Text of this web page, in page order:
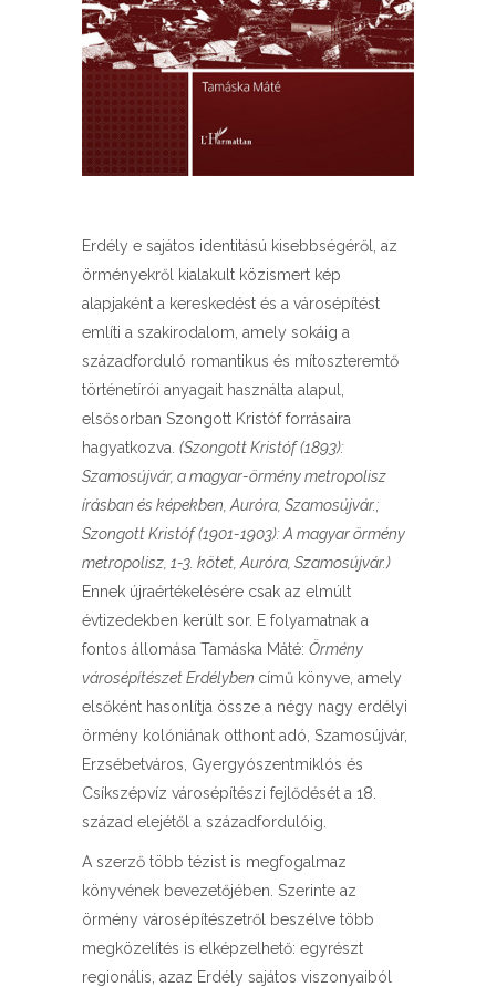
Erdély e sajátos identitású kisebbségéről, az
örményekről kialakult közismert kép
alapjaként a kereskedést és a városépítést
említi a szakirodalom, amely sokáig a
századforduló romantikus és mítoszteremtő
történetírói anyagait használta alapul,
elsősorban Szongott Kristóf forrásaira
hagyatkozva. (Szongott Kristóf (1893):
Szamosújvár, a magyar-örmény metropolisz
írásban és képekben, Auróra, Szamosújvár.;
Szongott Kristóf (1901-1903): A magyar örmény
metropolisz, 1-3. kötet, Auróra, Szamosújvár.)
Ennek újraértékelésére csak az elmúlt
évtizedekben került sor. E folyamatnak a
fontos állomása Tamáska Máté: Örmény
városépítészet Erdélyben című könyve, amely
elsőként hasonlítja össze a négy nagy erdélyi
örmény kolóniának otthont adó, Szamosújvár,
Erzsébetváros, Gyergyószentmiklós és
Csíkszépvíz városépítészi fejlődését a 18.
század elejétől a századfordulóig.
A szerző több tézist is megfogalmaz
könyvének bevezetőjében. Szerinte az
örmény városépítészetről beszélve több
megközelítés is elképzelhető: egyrészt
regionális, azaz Erdély sajátos viszonyaiból